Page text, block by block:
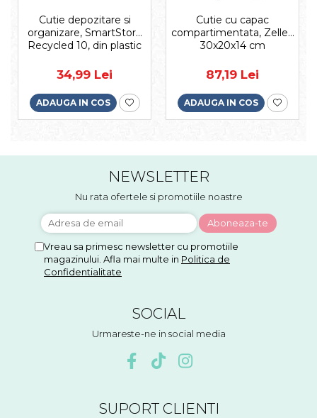
Cutie depozitare si
organizare, SmartStore
Recycled 10, din plastic
cm
34,99 Lei
ADAUGA IN COS
Cutie cu capac
compartimentata, Zeller,
30x20x14 cm
87,19 Lei
ADAUGA IN COS
NEWSLETTER
Nu rata ofertele si promotiile noastre
Vreau sa primesc newsletter cu promotiile
magazinului. Afla mai multe in Politica de
Confidentialitate
SOCIAL
Urmareste-ne in social media
SUPORT CLIENTI